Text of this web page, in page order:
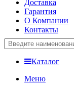
Доставка
Гарантия
О Компании
Контакты
Каталог
Меню